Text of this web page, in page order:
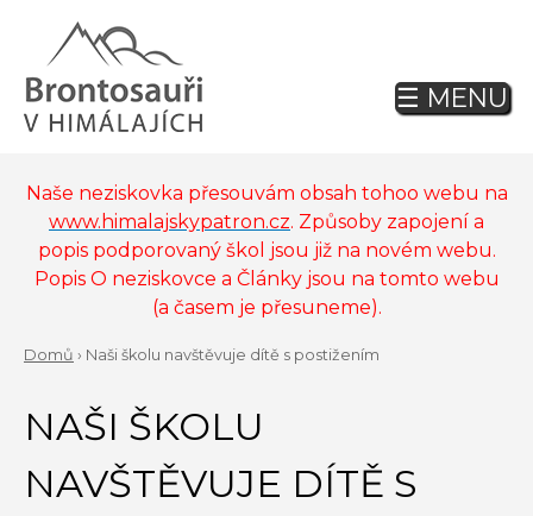
navigation
Naše neziskovka přesouvám obsah tohoo webu na
www.himalajskypatron.cz. Způsoby zapojení a
popis podporovaný škol jsou již na novém webu.
Popis O neziskovce a Články jsou na tomto webu
(a časem je přesuneme).
ARE
HERE
Domů › Naši školu navštěvuje dítě s postižením
to
top
NAŠI ŠKOLU
NAVŠTĚVUJE DÍTĚ S
Back
to
☰ MENU